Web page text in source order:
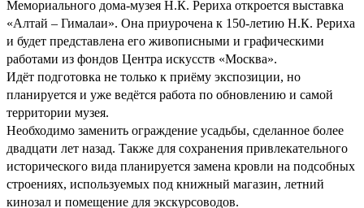
Мемориального дома-музея Н.К. Рериха откроется выставка
«Алтай – Гималаи». Она приурочена к 150-летию Н.К. Рериха
и будет представлена его живописными и графическими
работами из фондов Центра искусств «Москва».
Идёт подготовка не только к приёму экспозиции, но
планируется и уже ведётся работа по обновлению и самой
территории музея.
Необходимо заменить ограждение усадьбы, сделанное более
двадцати лет назад. Также для сохранения привлекательного
исторического вида планируется замена кровли на подсобных
строениях, используемых под книжный магазин, летний
кинозал и помещение для экскурсоводов.